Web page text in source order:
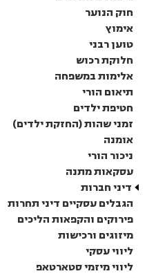
חוק הנוער
אימוץ
טוען רבני
חלוקת רכוש
אלימות במשפחה
תיאום הורי
חטיפת ילדים
זמני שהות (החזקת ילדים)
אומנה
ניכור הורי
עסקאות מתנה
דיני חברות
הגבלים עסקיים דיני תחרות
פירוקים והקפאות הליכים
מיזוגים ורכישות
ליווי עסקי
ליווי מיזמי סטארטאפ